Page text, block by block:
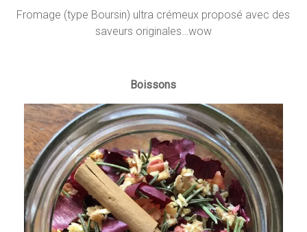
Fromage (type Boursin) ultra crémeux proposé avec des
saveurs originales…wow
Boissons